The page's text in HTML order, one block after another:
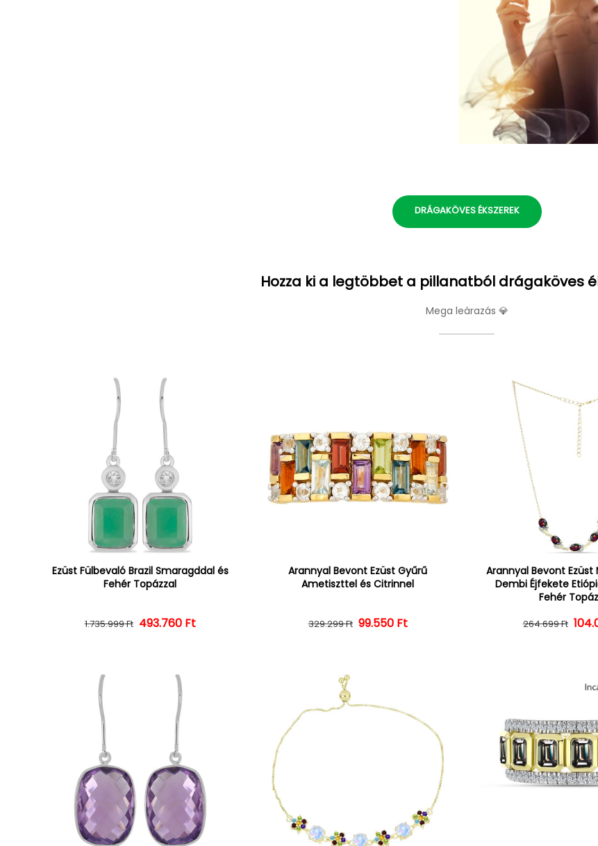
DRÁGAKÖVES ÉKSZEREK
Hozza ki a legtöbbet a pillanatból drágaköves
Mega leárazás 💎
Ezüst Fülbevaló Brazil Smaragddal és
Fehér Topázzal
Normál ár
1.735.999 Ft Kedvezményes ár
493.760 Ft
Arannyal Bevont Ezüst Gyűrű
Ametiszttel és Citrinnel
Normál ár
329.299 Ft Kedvezményes ár
99.550 Ft
Arannyal Bevont Ezüst
Dembi Éjfekete
Fehér
264.699 Ft